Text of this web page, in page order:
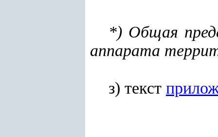
*) Общая
аппарата
з) текст